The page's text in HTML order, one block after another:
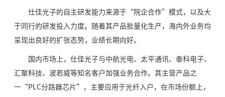
仕佳光子的自主研发能力来源于“院企合作”模式，以及大
于同行的研发投入力度。随着其产品批量化生产，海内外业务均
呈现出良好的扩张态势，业绩长期向好。
国内市场上，仕佳光子与中航光电、太平通讯、泰科电子、
汇聚科技、波若威等知名客户加强业务合作。其主营产品之
一“PLC分路器芯片”，主要应用于光纤入户，在市场份额上，